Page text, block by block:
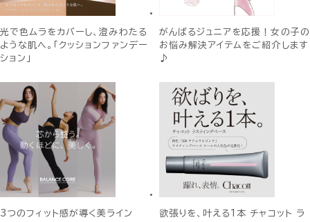
光で色ムラをカバーし、澄みわたる
ような肌へ。「クッションファンデー
ション」
がんばるジュニアを応援！女の子の
お悩み解決アイテムをご紹介します
♪
3つのフィット感が導く美ライン
欲張りを、叶える1本 チャコット ラ